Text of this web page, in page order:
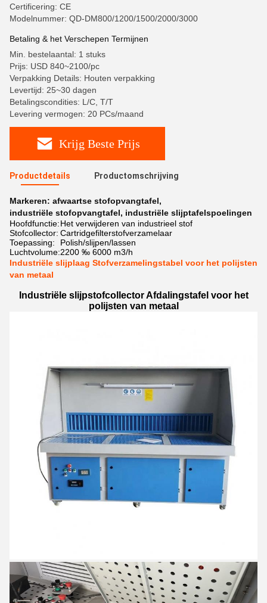
Certificering: CE
Modelnummer: QD-DM800/1200/1500/2000/3000
Betaling & het Verschepen Termijnen
Min. bestelaantal: 1 stuks
Prijs: USD 840~2100/pc
Verpakking Details: Houten verpakking
Levertijd: 25~30 dagen
Betalingscondities: L/C, T/T
Levering vermogen: 20 PCs/maand
Krijg Beste Prijs
Productdetails Productomschrijving
Markeren: afwaartse stofopvangtafel,
industriële stofopvangtafel, industriële slijptafelspoelingen
Hoofdfunctie:Het verwijderen van industrieel stof
Stofcollector: Cartridgefilterstofverzamelaar
Toepassing:
Polish/slijpen/lassen
Luchtvolume:2200 ‰ 6000 m3/h
Industriële slijplaag Stofverzamelingstabel voor het polijsten
van metaal
Industriële slijpstofcollector Afdalingstafel voor het
polijsten van metaal